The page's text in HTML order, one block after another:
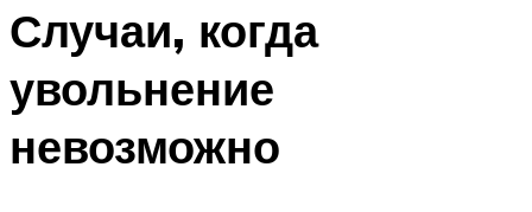
Случаи, когда
увольнение
невозможно